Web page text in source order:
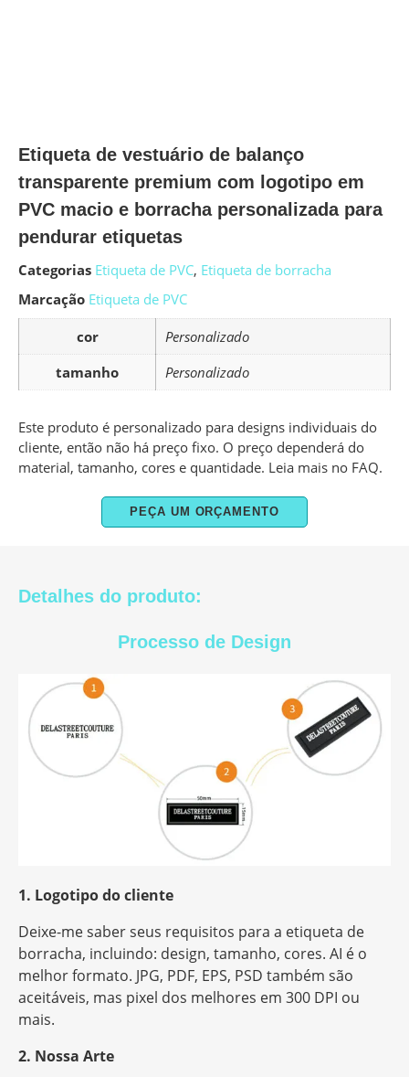
Etiqueta de vestuário de balanço
transparente premium com logotipo em
PVC macio e borracha personalizada para
pendurar etiquetas
Categorias Etiqueta de PVC, Etiqueta de borracha
Marcação Etiqueta de PVC
cor
Personalizado
tamanho
Personalizado
Este produto é personalizado para designs individuais do
cliente, então não há preço fixo. O preço dependerá do
material, tamanho, cores e quantidade. Leia mais no FAQ.
PEÇA UM ORÇAMENTO
Detalhes do produto:
Processo de Design
1. Logotipo do cliente
Deixe-me saber seus requisitos para a etiqueta de
borracha, incluindo: design, tamanho, cores. AI é o
melhor formato. JPG, PDF, EPS, PSD também são
aceitáveis, mas pixel dos melhores em 300 DPI ou
mais.
2. Nossa Arte